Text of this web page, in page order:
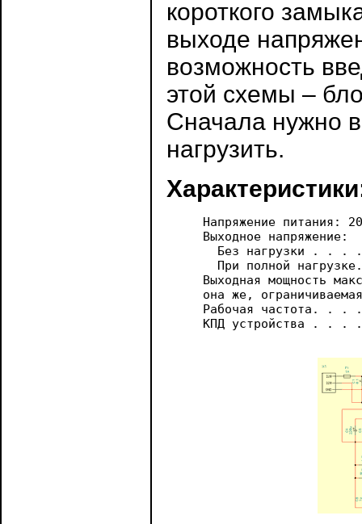
короткого
выходе
возможность
этой схемы –
Сначала нужно
нагрузить.
Напряжение питания:
     Выходное напряжение:
Без нагрузки . . .
При полной
Выходная мощность
она же,
Рабочая частота. . .
КПД устройства . . .